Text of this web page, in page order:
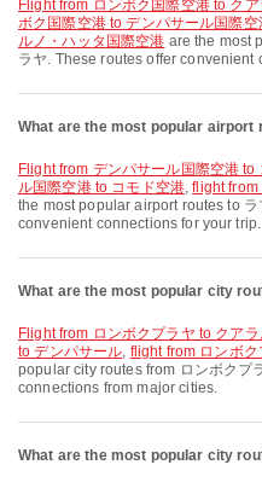
flight from ロンボク国際空港 to ク
ボク国際空港 to デンパサール国際空
ルノ・ハッタ国際空港 are the most
ラヤ. These routes offer convenient
What are the most popular airport
flight from デンパサール国際空港 to
ル国際空港 to コモド空港,flight from
the most popular airport routes to
convenient connections for your trip.
What are the most popular city
flight from ロンボクプラヤ to クア
to デンパサール, flight from ロンボク
popular city routes from ロンボクプ
connections from major cities.
What are the most popular city